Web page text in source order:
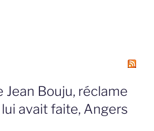
Jean Bouju, réclame
avait faite, Angers